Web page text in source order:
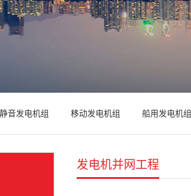
静音发电机组 移动发电机组 船用发电机组
发电机并网工程